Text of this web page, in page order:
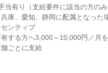
当有り（支給要件に該当の方のみ
庫、愛知、静岡に配属となった
ンティブ
する方へ3,000～10,000円／月
ごとに支給